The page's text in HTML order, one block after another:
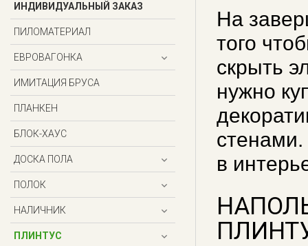
ИНДИВИДУАЛЬНЫЙ ЗАКАЗ
ПИЛОМАТЕРИАЛ
ЕВРОВАГОНКА
ИМИТАЦИЯ БРУСА
ПЛАНКЕН
БЛОК-ХАУС
ДОСКА ПОЛА
ПОЛОК
НАЛИЧНИК
ПЛИНТУС
На
того
скрыть
нужно
в